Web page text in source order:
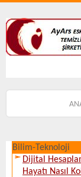
Bilim-Teknoloji
Dijital
Hayatı Nasıl